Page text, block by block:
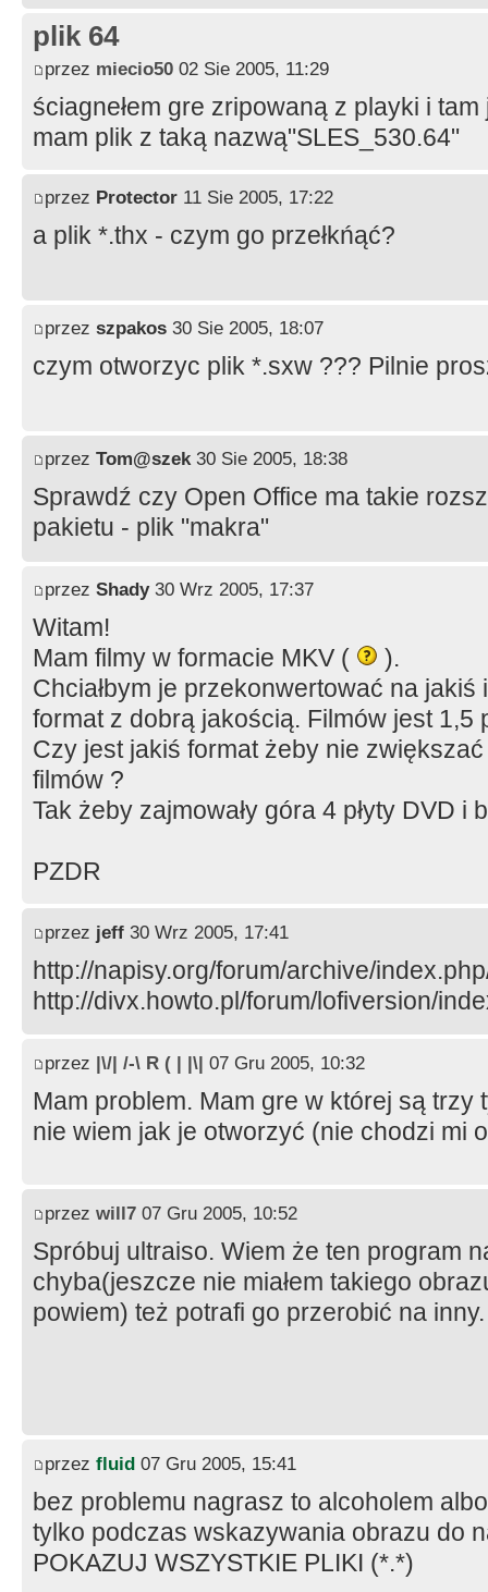
plik 64
przez miecio50 02 Sie 2005, 11:29
ściagnełem gre zripowaną z playki i
mam plik z taką nazwą"SLES_530.64"
przez Protector 11 Sie 2005, 17:22
a plik *.thx - czym go przełkńąć?
przez szpakos 30 Sie 2005, 18:07
czym otworzyc plik *.sxw ??? Pilnie
przez Tom@szek30 Sie 2005, 18:38
Sprawdź czy Open Office ma takie
pakietu - plik "makra"
przez Shady30 Wrz 2005, 17:37
Witam!
Mam filmy w formacie MKV (
).
Chciałbym je przekonwertować na
format z dobrą jakością. Filmów jest 1,5
Czy jest jakiś format żeby nie
filmów ?
Tak żeby zajmowały góra 4 płyty DVD i
PZDR
przez jeff 30 Wrz 2005, 17:41
http://napisy.org/forum/archive/
http://divx.howto.pl/forum/lofiversion/
przez |\/| /-\ R ( | |\| 07 Gru 2005, 10:32
Mam problem. Mam gre w której są trzy
nie wiem jak je otworzyć (nie chodzi mi
przez will7 07 Gru 2005, 10:52
Spróbuj ultraiso. Wiem że ten program
chyba(jeszcze nie miałem takiego
powiem) też potrafi go przerobić na inny.
przez fluid 07 Gru 2005, 15:41
bez problemu nagrasz to alcoholem
tylko podczas wskazywania obrazu do
POKAZUJ WSZYSTKIE PLIKI (*.*)